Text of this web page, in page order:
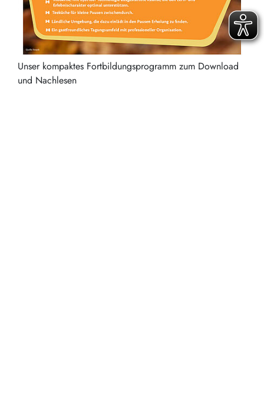
Unser kompaktes Fortbildungsprogramm zum Download
und Nachlesen